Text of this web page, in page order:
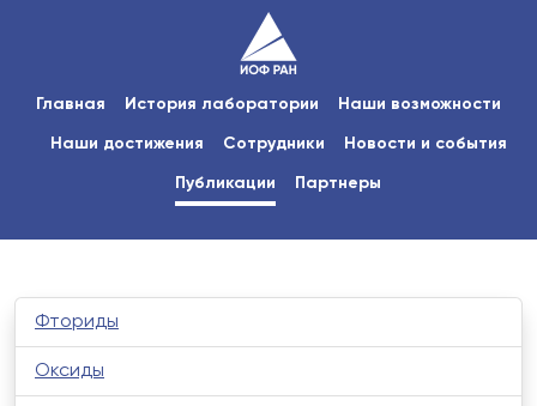
Главная История лаборатории Наши возможности
Наши достижения Сотрудники Новости и события
Публикации Партнеры
Фториды
Оксиды